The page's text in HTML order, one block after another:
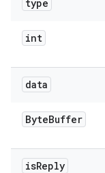
type
int
data
ByteBuffer
isReply